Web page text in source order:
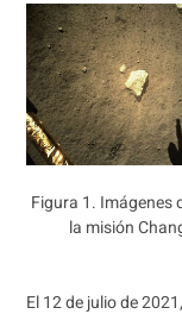
Figura 1. Imágenes
la misión
El 12 de julio de